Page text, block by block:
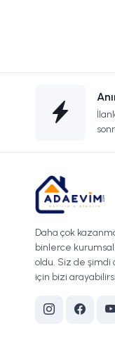
Daha çok
binlerce kurumsal
oldu. Siz de şimdi
için bizi